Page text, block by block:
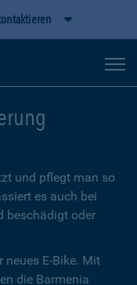
und pflegt man so
es auch bei
beschädigt oder
neues E-Bike. Mit
die Barmenia